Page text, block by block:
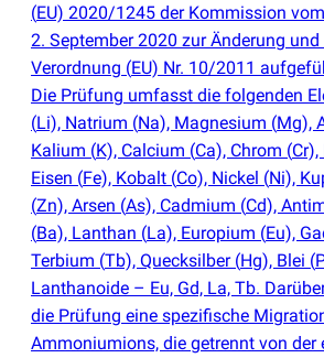
(EU) 2020/1245 der Kommission vom
2. September 2020 zur Änderung
Verordnung (EU) Nr. 10/2011
Die Prüfung umfasst die folgenden
(Li), Natrium (Na), Magnesium (Mg),
Kalium (K), Calcium (Ca), Chrom (
Eisen (Fe), Kobalt (Co), Nickel (Ni),
(Zn), Arsen (As), Cadmium (Cd),
(Ba), Lanthan (La), Europium (Eu),
Terbium (Tb), Quecksilber (Hg), Blei (
Lanthanoide – Eu, Gd, La, Tb.
die Prüfung eine spezifische
Ammoniumions, die getrennt von der